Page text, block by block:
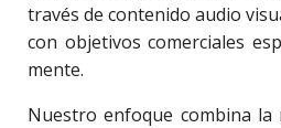
través de contenido audio
con objetivos comerciales
mente.
Nuestro enfoque combina